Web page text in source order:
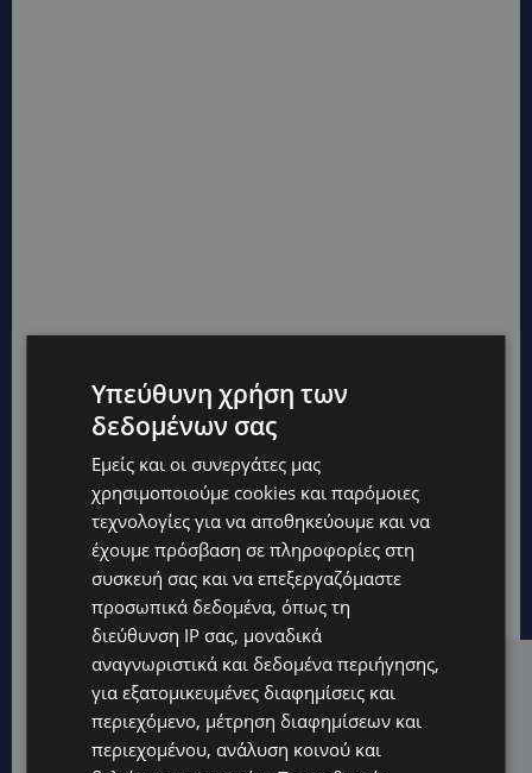
Hot this week
UPDATES
ΚΙΤΡΙΝΗ ΠΡΟΕΙΔΟΠΟΙΗΣΗ: Έτοιμοι για παραλία –
Υπεύθυνη χρήση των
δεδομένων σας
Εμείς και οι συνεργάτες μας
χρησιμοποιούμε cookies και παρόμοιες
τεχνολογίες για να αποθηκεύουμε και να
έχουμε πρόσβαση σε πληροφορίες στη
συσκευή σας και να επεξεργαζόμαστε
προσωπικά δεδομένα, όπως τη
διεύθυνση IP σας, μοναδικά
αναγνωριστικά και δεδομένα περιήγησης,
για εξατομικευμένες διαφημίσεις και
περιεχόμενο, μέτρηση διαφημίσεων και
περιεχομένου, ανάλυση κοινού και